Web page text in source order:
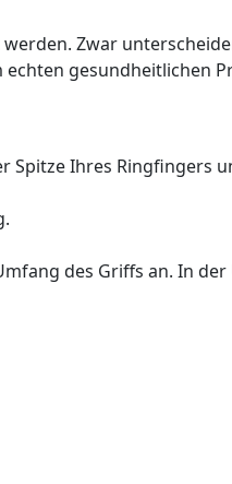
Zwar
gesundheitlichen
Spitze Ihres Ringfingers
des Griffs an. In